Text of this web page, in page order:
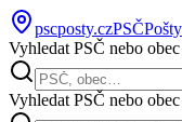
pscposty.czPSČPošty
Vyhledat PSČ nebo obec
Vyhledat PSČ nebo obec